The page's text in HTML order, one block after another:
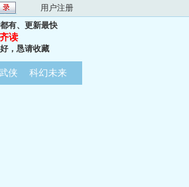
用户注册
有、更新最快
读
，恳请收藏
侠 科幻未来